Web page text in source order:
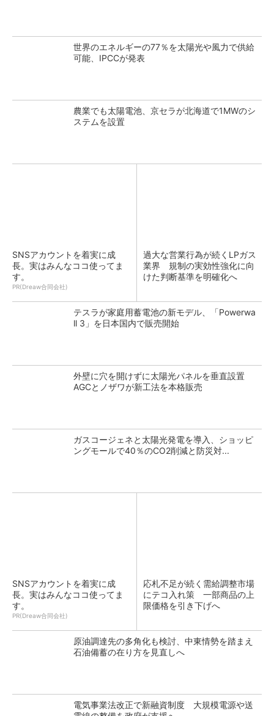
世界のエネルギーの77％を太陽光や風力で供給
可能、IPCCが発表
農業でも太陽電池、京セラが北海道で1MWのシ
ステムを設置
SNSアカウントを着実に成
長。実はみんなココ使ってま
す。
PR(Dreaw合同会社)
過大な営業行為が続くLPガス
業界 規制の実効性強化に向
けた判断基準を明確化へ
テスラが家庭用蓄電池の新モデル、「Powerwa
ll 3」を日本国内で販売開始
外壁に穴を開けずに太陽光パネルを垂直設置
AGCとノザワが新工法を本格販売
ガスコージェネと太陽光発電を導入、ショッピ
ングモールで40％のCO2削減と防災対...
SNSアカウントを着実に成
長。実はみんなココ使ってま
す。
PR(Dreaw合同会社)
応札不足が続く需給調整市場
にテコ入れ策 一部商品の上
限価格を引き下げへ
原油調達先の多角化も検討、中東情勢を踏まえ
石油備蓄の在り方を見直しへ
電気事業法改正で新融資制度 大規模電源や送